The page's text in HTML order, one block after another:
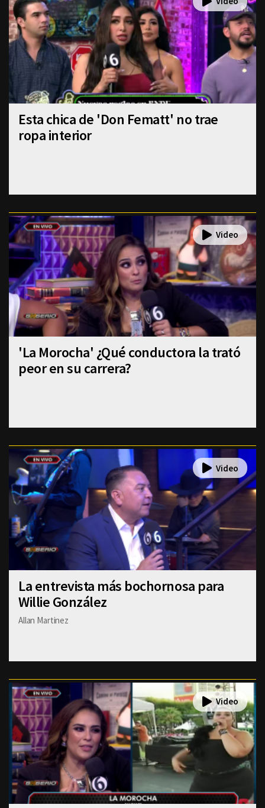
Esta chica de 'Don Fematt' no trae
ropa interior
'La Morocha' ¿Qué conductora la trató
peor en su carrera?
La entrevista más bochornosa para
Willie González
Allan Martinez